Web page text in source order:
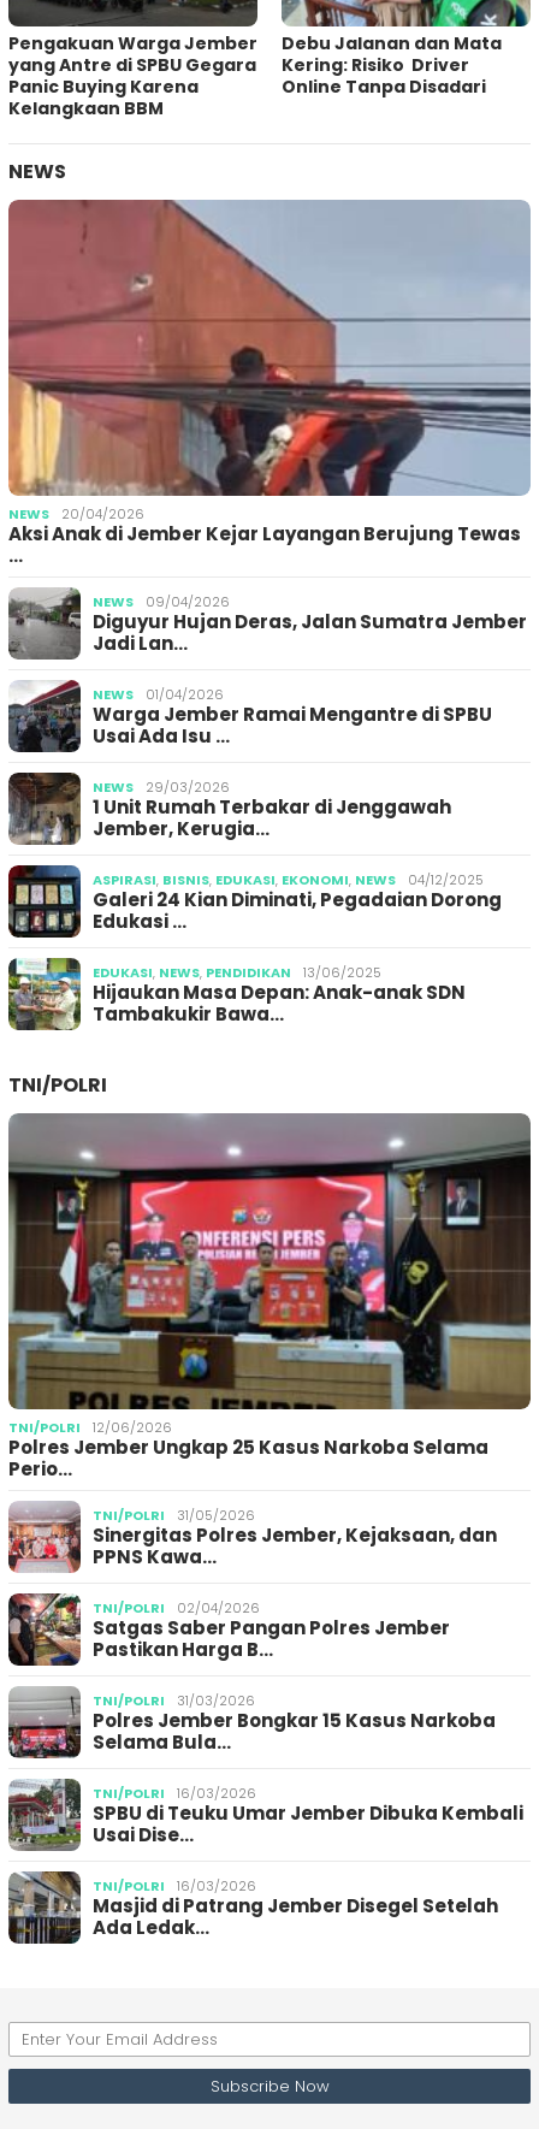
Pengakuan Warga Jember
yang Antre di SPBU Gegara
Panic Buying Karena
Kelangkaan BBM
Debu Jalanan dan Mata
Kering: Risiko Driver
Online Tanpa Disadari
NEWS
NEWS 20/04/2026
Aksi Anak di Jember Kejar Layangan Berujung Tewas
…
NEWS 09/04/2026
Diguyur Hujan Deras, Jalan Sumatra Jember
Jadi Lan…
NEWS 01/04/2026
Warga Jember Ramai Mengantre di SPBU
Usai Ada Isu …
NEWS 29/03/2026
1 Unit Rumah Terbakar di Jenggawah
Jember, Kerugia…
ASPIRASI, BISNIS, EDUKASI, EKONOMI, NEWS 04/12/2025
Galeri 24 Kian Diminati, Pegadaian Dorong
Edukasi …
EDUKASI, NEWS, PENDIDIKAN 13/06/2025
Hijaukan Masa Depan: Anak-anak SDN
Tambakukir Bawa…
TNI/POLRI
TNI/POLRI 12/06/2026
Polres Jember Ungkap 25 Kasus Narkoba Selama
Perio…
TNI/POLRI 31/05/2026
Sinergitas Polres Jember, Kejaksaan, dan
PPNS Kawa…
TNI/POLRI 02/04/2026
Satgas Saber Pangan Polres Jember
Pastikan Harga B…
TNI/POLRI 31/03/2026
Polres Jember Bongkar 15 Kasus Narkoba
Selama Bula…
TNI/POLRI 16/03/2026
SPBU di Teuku Umar Jember Dibuka Kembali
Usai Dise…
TNI/POLRI 16/03/2026
Masjid di Patrang Jember Disegel Setelah
Ada Ledak…